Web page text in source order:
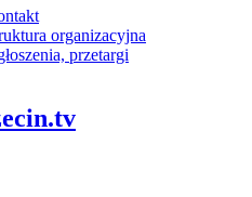
organizacyjna
przetargi